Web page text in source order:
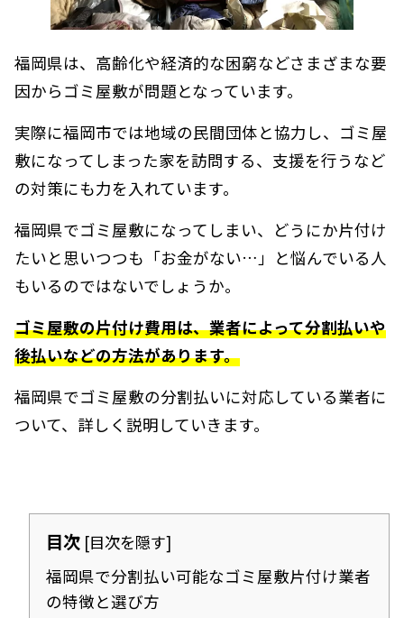
福岡県は、高齢化や経済的な困窮などさまざまな要
因からゴミ屋敷が問題となっています。
実際に福岡市では地域の民間団体と協力し、ゴミ屋
敷になってしまった家を訪問する、支援を行うなど
の対策にも力を入れています。
福岡県でゴミ屋敷になってしまい、どうにか片付け
たいと思いつつも「お金がない…」と悩んでいる人
もいるのではないでしょうか。
ゴミ屋敷の片付け費用は、業者によって分割払いや
後払いなどの方法があります。
福岡県でゴミ屋敷の分割払いに対応している業者に
ついて、詳しく説明していきます。
目次 [目次を隠す]
福岡県で分割払い可能なゴミ屋敷片付け業者
の特徴と選び方